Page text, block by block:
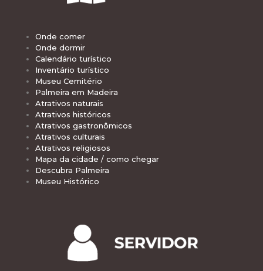
Onde comer
Onde dormir
Calendário turístico
Inventário turístico
Museu Cemitério
Palmeira em Madeira
Atrativos naturais
Atrativos históricos
Atrativos gastronômicos
Atrativos culturais
Atrativos religiosos
Mapa da cidade / como chegar
Descubra Palmeira
Museu Histórico